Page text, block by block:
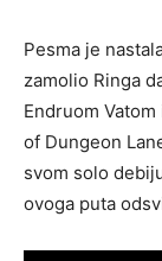
Pesma je
zamolio Ringa
Endruom
of Dungeon
svom solo
ovoga puta